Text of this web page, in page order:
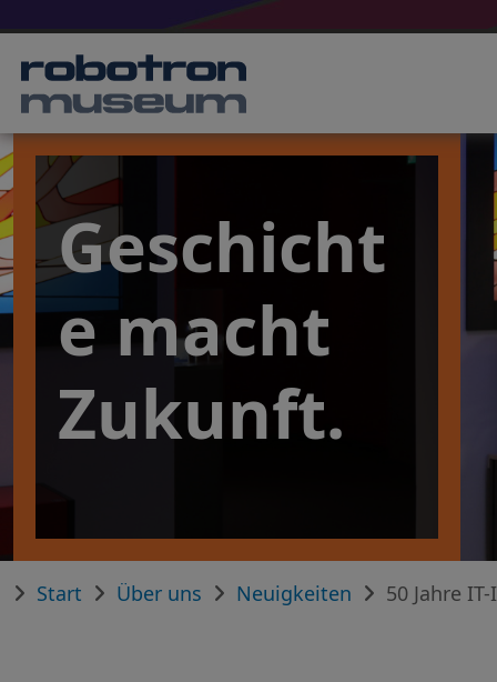
Geschicht
e macht
Zukunft.
Start Über uns Neuigkeiten 50 Jahre